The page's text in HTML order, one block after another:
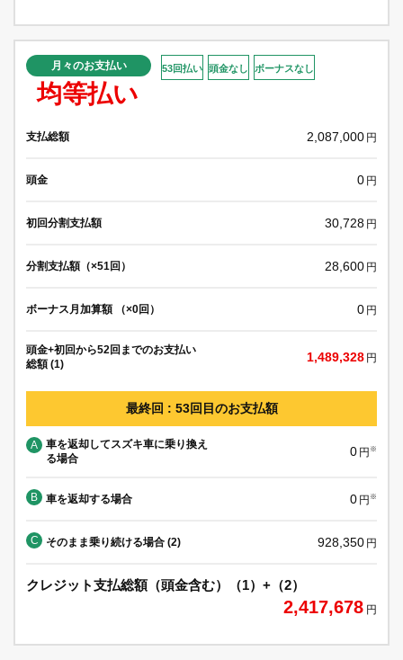
月々のお支払い
均等払い
53回払い 頭金なし ボーナスなし
支払総額 2,087,000 円
頭金 0 円
初回分割支払額 30,728 円
分割支払額（×51回） 28,600 円
ボーナス月加算額 （×0回） 0 円
頭金+初回から52回までのお支払い
総額 (1)
1,489,328 円
最終回 : 53回目のお支払額
A
車を返却してスズキ車に乗り換え
る場合
0 円 ※
B 車を返却する場合 0 円 ※
C そのまま乗り続ける場合 (2) 928,350 円
クレジット支払総額（頭金含む）（1）+（2）
2,417,678 円